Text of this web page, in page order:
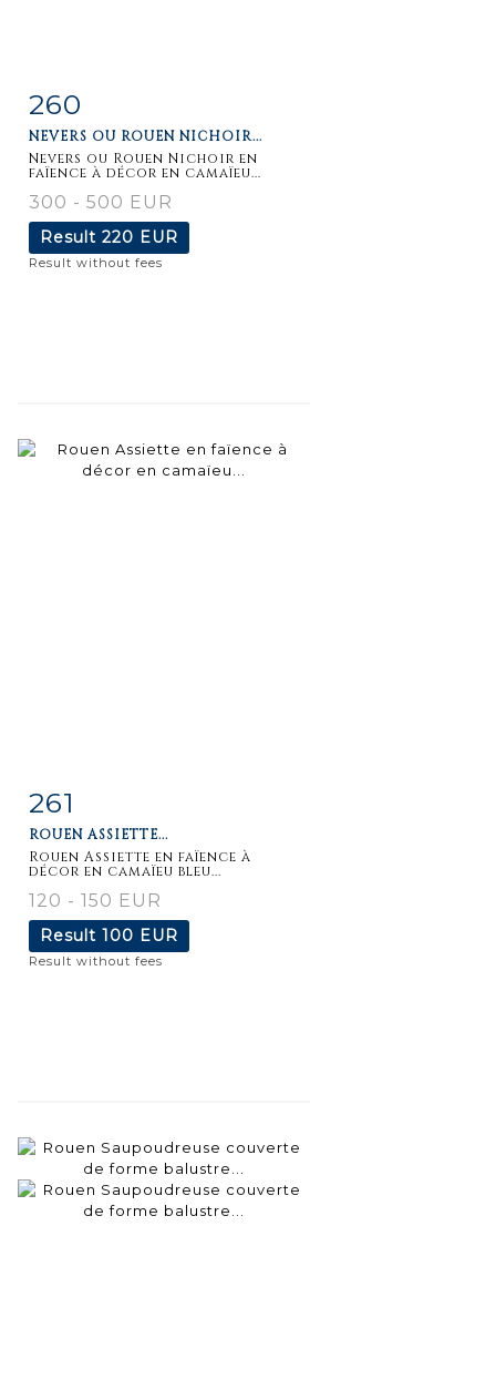
Item detail
260
NEVERS OU ROUEN NICHOIR...
Nevers ou Rouen Nichoir en
faïence à décor en camaïeu...
300 - 500 EUR
Result 220 EUR
Result without fees
Item detail
261
ROUEN ASSIETTE...
Rouen Assiette en faïence à
décor en camaïeu bleu...
120 - 150 EUR
Result 100 EUR
Result without fees